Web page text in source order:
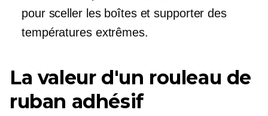
pour sceller les boîtes et supporter des
températures extrêmes.
La valeur d'un rouleau de
ruban adhésif